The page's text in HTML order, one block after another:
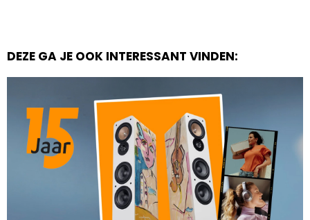
DEZE GA JE OOK INTERESSANT VINDEN: